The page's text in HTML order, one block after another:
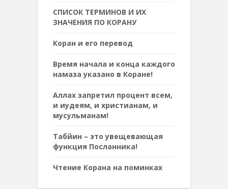
СПИСОК ТЕРМИНОВ И ИХ
ЗНАЧЕНИЯ ПО КОРАНУ
Коран и его перевод
Время начала и конца каждого
намаза указано в Коране!
Аллах запретил процент всем,
и иудеям, и христианам, и
мусульманам!
Табйин – это увещевающая
функция Посланника!
Чтение Корана на поминках